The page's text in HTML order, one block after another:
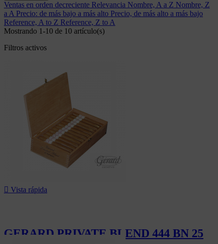
Ventas en orden decreciente Relevancia Nombre, A a Z Nombre, Z
a A Precio: de más bajo a más alto Precio, de más alto a más bajo
Reference, A to Z Reference, Z to A
Mostrando 1-10 de 10 artículo(s)
Filtros activos
 Vista rápida
GERARD PRIVATE BLEND 444 BN 25